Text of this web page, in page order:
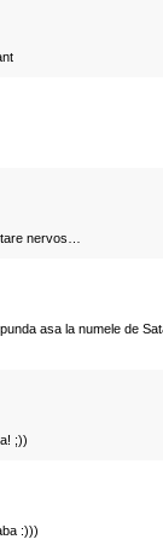
nervos…
asa la numele de
;))
:)))